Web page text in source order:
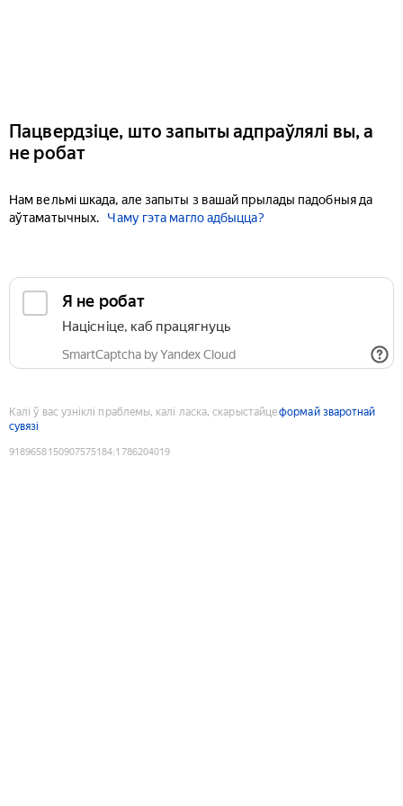
Пацвердзіце, што запыты адпраўлялі вы, а
не робат
Нам вельмі шкада, але запыты з вашай прылады падобныя да
аўтаматычных.
Чаму гэта магло адбыцца?
Я не робат
Націсніце, каб працягнуць
SmartCaptcha by Yandex Cloud
Калі ў вас узніклі праблемы, калі ласка, скарыстайцеформай зваротнай
сувязі
9189658150907575184:1786204019